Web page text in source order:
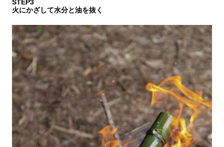
STEP3
火にかざして水分と油を抜く